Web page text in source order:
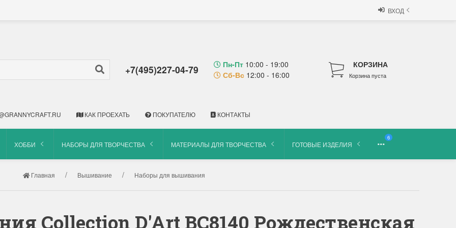
ВХОД
+7(495)227-04-79 Пн-Пт 10:00 - 19:00
Сб-Вс 12:00 - 16:00
КОРЗИНА
Корзина пуста
КАК ПРОЕХАТЬ ПОКУПАТЕЛЮ КОНТАКТЫ
ХОББИ НАБОРЫ ДЛЯ ТВОРЧЕСТВА МАТЕРИАЛЫ ДЛЯ ТВОРЧЕСТВА ГОТОВЫЕ ИЗДЕЛИЯ
6
Главная Вышивание Наборы для вышивания
Collection D'Art BC8140 Рождественская